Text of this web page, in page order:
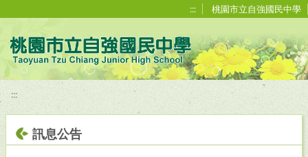
::: 桃園市立自強國民中學
:::
訊息公告